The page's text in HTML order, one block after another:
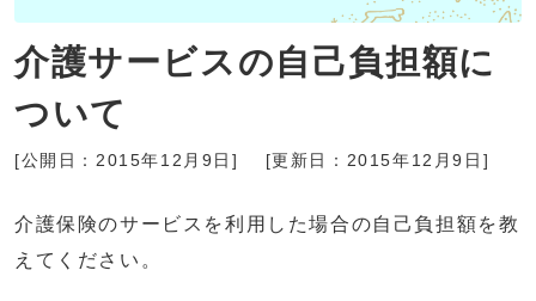
介護サービスの自己負担額に
ついて
[公開日： 2015年12月9日 ] [更新日： 2015年12月9日 ]
介護保険のサービスを利用した場合の自己負担額を教
えてください。